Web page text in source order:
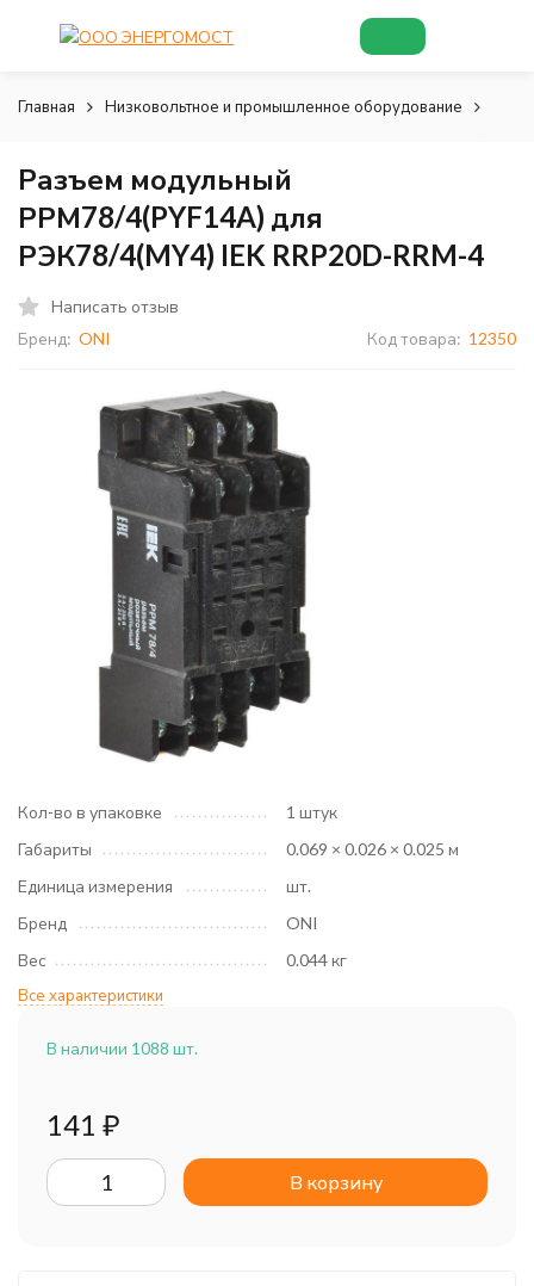
Главная Низковольтное и промышленное оборудование
Разъем модульный
РРМ78/4(PYF14A) для
РЭК78/4(MY4) IEK RRP20D-RRM-4
Написать отзыв
Бренд: ONI Код товара: 12350
Кол-во в упаковке
1 штук
Габариты
0.069 × 0.026 × 0.025 м
Единица измерения
шт.
Бренд
ONI
Вес
0.044 кг
Все характеристики
В наличии 1088 шт.
141 ₽
В корзину